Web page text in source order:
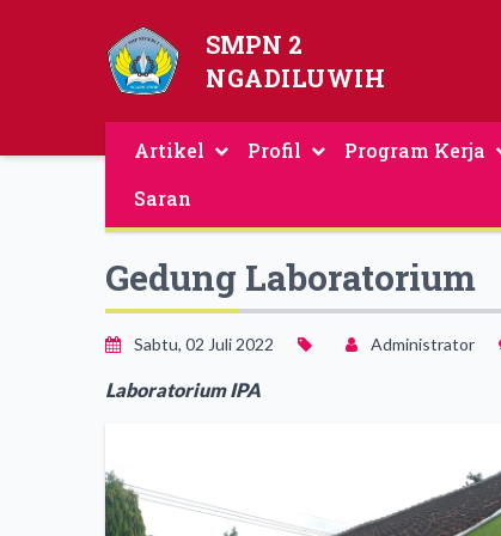
SMPN 2
NGADILUWIH
Artikel Profil Program Kerja
Saran
Gedung Laboratorium
Sabtu, 02 Juli 2022 Administrator
Laboratorium IPA